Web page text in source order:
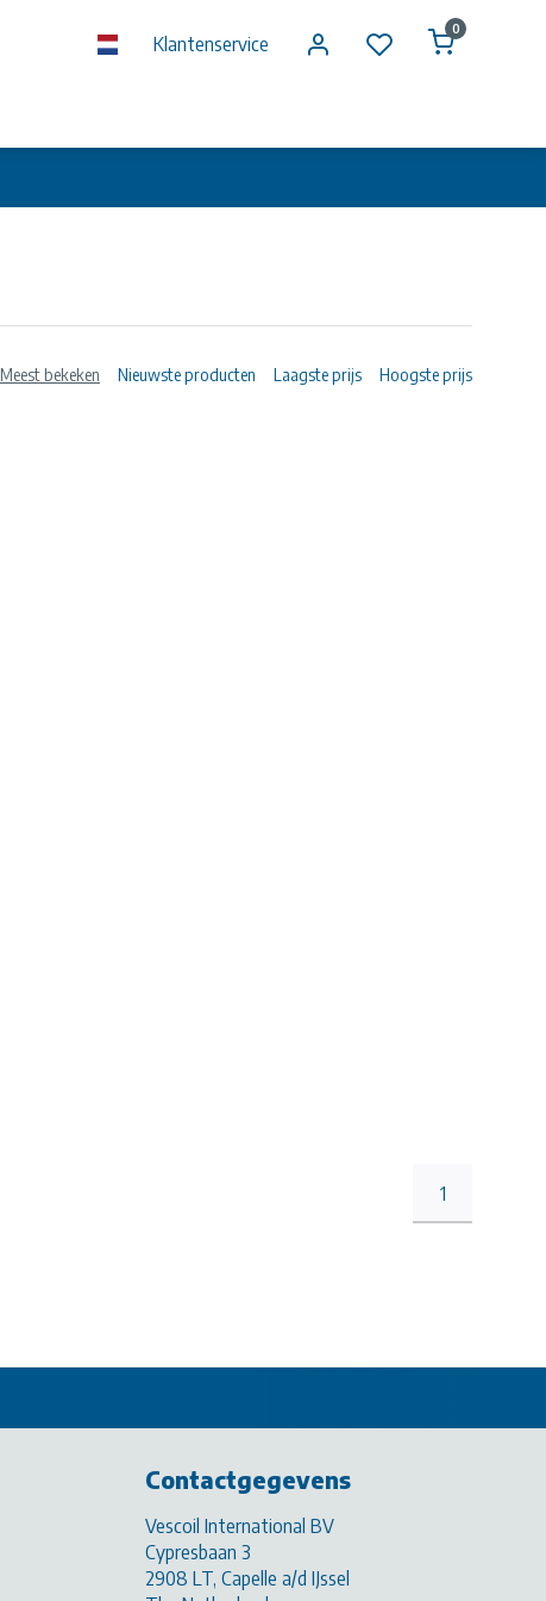
Klantenservice
0
Meest bekeken Nieuwste producten Laagste prijs Hoogste prijs
1
Contactgegevens
Vescoil International BV
Cypresbaan 3
2908 LT, Capelle a/d IJssel